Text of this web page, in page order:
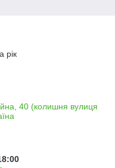
рік
40 (колишня вулиця